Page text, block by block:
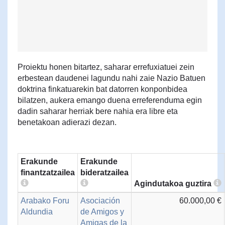
Proiektu honen bitartez, saharar errefuxiatuei zein
erbestean daudenei lagundu nahi zaie Nazio Batuen
doktrina finkatuarekin bat datorren konponbidea
bilatzen, aukera emango duena erreferenduma egin
dadin saharar herriak bere nahia era libre eta
benetakoan adierazi dezan.
Erakunde
finantzatzailea
Erakunde
bideratzailea
Agindutakoa guztira
Arabako Foru
Aldundia
Asociación
de Amigos y
Amigas de la
60.000,00 €